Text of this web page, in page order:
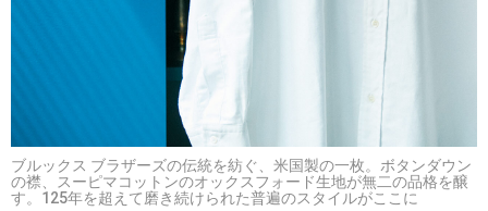
ブルックス ブラザーズの伝統を紡ぐ、米国製の一枚。ボタンダウン
の襟、スーピマコットンのオックスフォード生地が無二の品格を醸
す。125年を超えて磨き続けられた普遍のスタイルがここに